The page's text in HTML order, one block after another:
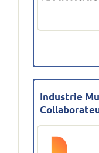
Industrie